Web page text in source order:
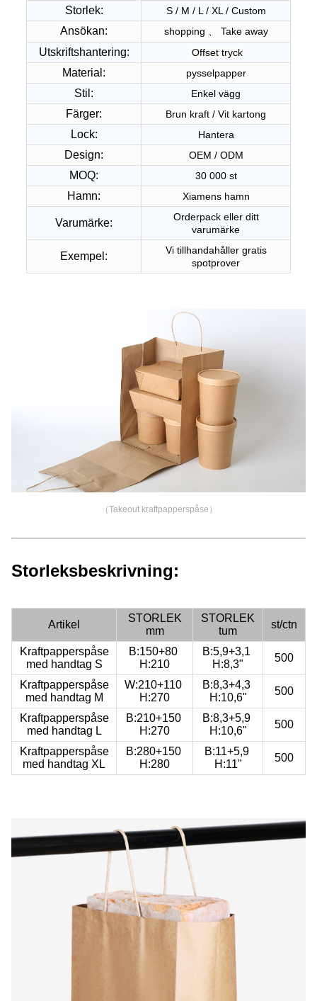
Storlek: S / M / L / XL / Custom
Ansökan: shopping 、 Take away
Utskriftshantering: Offset tryck
Material: pysselpapper
Stil: Enkel vägg
Färger: Brun kraft / Vit kartong
Lock: Hantera
Design: OEM / ODM
MOQ: 30 000 st
Hamn: Xiamens hamn
Varumärke:
Orderpack eller ditt
varumärke
Exempel:
Vi tillhandahåller gratis
spotprover
（Takeout kraftpapperspåse）
Storleksbeskrivning:
Artikel
STORLEK
mm
STORLEK
tum
st/ctn
Kraftpapperspåse
med handtag S
B:150+80
H:210
B:5,9+3,1
H:8,3"
500
Kraftpapperspåse
med handtag M
W:210+110
H:270
B:8,3+4,3
H:10,6"
500
Kraftpapperspåse
med handtag L
B:210+150
H:270
B:8,3+5,9
H:10,6"
500
Kraftpapperspåse
med handtag XL
B:280+150
H:280
B:11+5,9
H:11"
500